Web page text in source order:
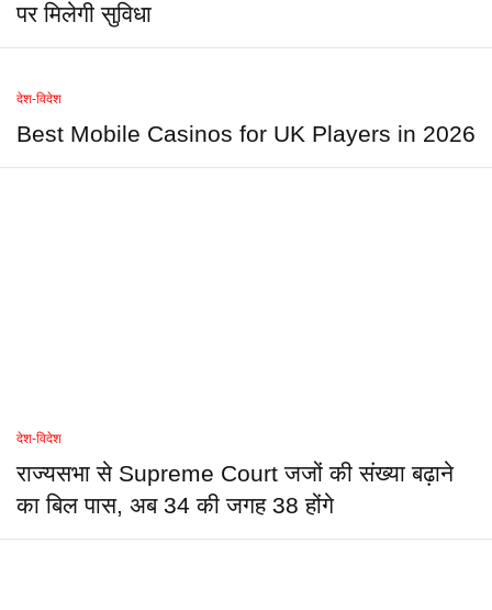
पर मिलेगी सुविधा
देश-विदेश
Best Mobile Casinos for UK Players in 2026
देश-विदेश
राज्यसभा से Supreme Court जजों की संख्या बढ़ाने
का बिल पास, अब 34 की जगह 38 होंगे